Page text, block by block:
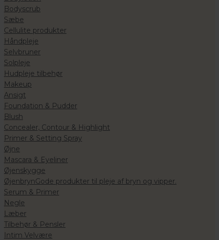
Bodyscrub
Sæbe
Cellulite produkter
Håndpleje
Selvbruner
Solpleje
Hudpleje tilbehør
Makeup
Ansigt
Foundation & Pudder
Blush
Concealer, Contour & Highlight
Primer & Setting Spray
Øjne
Mascara & Eyeliner
Øjenskygge
ØjenbrynGode produkter til pleje af bryn og vipper.
Serum & Primer
Negle
Læber
Tilbehør & Pensler
Intim Velvære